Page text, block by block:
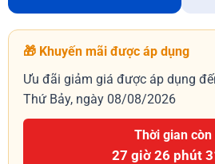
🎁 Khuyến mãi được áp dụng
Ưu đãi giảm giá được áp dụng
Thứ Bảy, ngày 08/08/2026
Thời gian còn
27 giờ 26 phút